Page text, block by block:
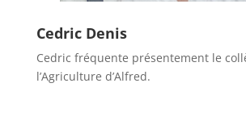
Cedric Denis
Cedric fréquente présentement le
l’Agriculture d’Alfred.